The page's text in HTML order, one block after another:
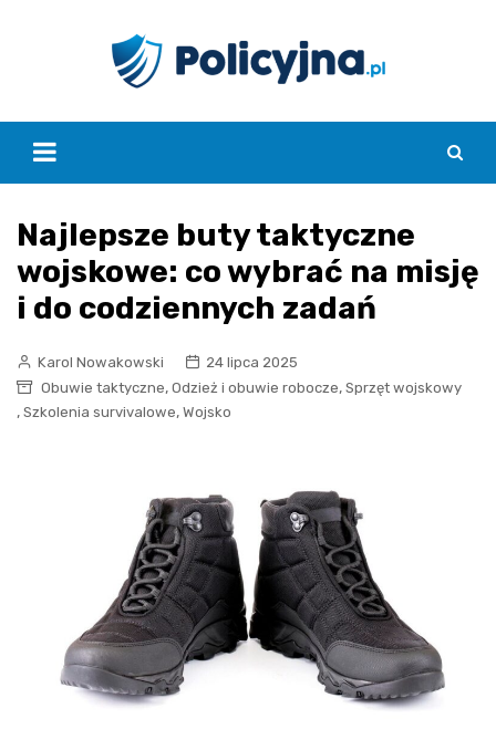
Najlepsze buty taktyczne
wojskowe: co wybrać na misję
i do codziennych zadań
Karol Nowakowski
24 lipca 2025
Obuwie taktyczne, Odzież i obuwie robocze, Sprzęt wojskowy
, Szkolenia survivalowe, Wojsko